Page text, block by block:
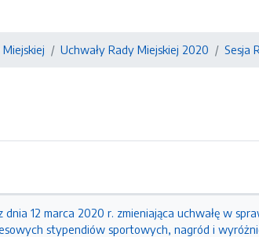
Uchwały Rady Miejskiej 2020 Sesja
dnia 12 marca 2020 r. zmieniająca uchwałę w
stypendiów sportowych, nagród i